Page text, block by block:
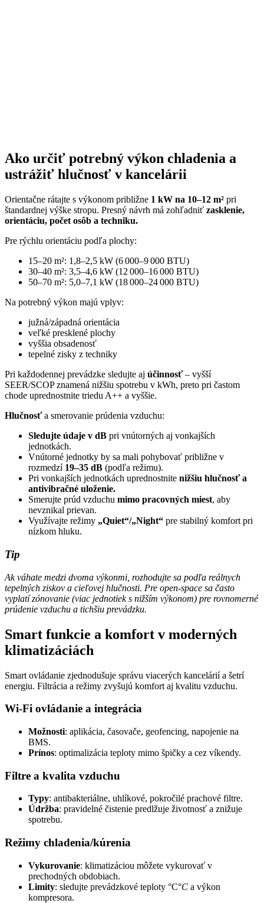
Ako určiť potrebný výkon chladenia a
ustrážiť hlučnosť v kancelárii
Orientačne rátajte s výkonom približne 1 kW na 10–12 m² pri
štandardnej výške stropu. Presný návrh má zohľadniť zasklenie,
orientáciu, počet osôb a techniku.
Pre rýchlu orientáciu podľa plochy:
15–20 m²: 1,8–2,5 kW (6 000–9 000 BTU)
30–40 m²: 3,5–4,6 kW (12 000–16 000 BTU)
50–70 m²: 5,0–7,1 kW (18 000–24 000 BTU)
Na potrebný výkon majú vplyv:
južná/západná orientácia
veľké presklené plochy
vyššia obsadenosť
tepelné zisky z techniky
Pri každodennej prevádzke sledujte aj účinnosť– vyšší
SEER/SCOP znamená nižšiu spotrebu v kWh, preto pri častom
chode uprednostnite triedu A++ a vyššie.
Hlučnosťa smerovanie prúdenia vzduchu:
Sledujte údaje v dB pri vnútorných aj vonkajších
jednotkách.
Vnútorné jednotky by sa mali pohybovať približne v
rozmedzí 19–35 dB (podľa režimu).
Pri vonkajších jednotkách uprednostnite nižšiu hlučnosť a
antivibračné uloženie.
Smerujte prúd vzduchu mimo pracovných miest, aby
nevznikal prievan.
Využívajte režimy „Quiet“/„Night“ pre stabilný komfort pri
nízkom hluku.
Tip
Ak váhate medzi dvoma výkonmi, rozhodujte sa podľa reálnych
tepelných ziskov a cieľovej hlučnosti. Pre open‑space sa často
vyplatí zónovanie (viac jednotiek s nižším výkonom) pre rovnomerné
prúdenie vzduchu a tichšiu prevádzku.
Smart funkcie a komfort v moderných
klimatizáciách
Smart ovládanie zjednodušuje správu viacerých kancelárií a šetrí
energiu. Filtrácia a režimy zvyšujú komfort aj kvalitu vzduchu.
Wi‑Fi ovládanie a integrácia
Možnosti: aplikácia, časovače, geofencing, napojenie na
BMS.
Prínos: optimalizácia teploty mimo špičky a cez víkendy.
Filtre a kvalita vzduchu
Typy: antibakteriálne, uhlíkové, pokročilé prachové filtre.
Údržba: pravidelné čistenie predlžuje životnosť a znižuje
spotrebu.
Režimy chladenia/kúrenia
Vykurovanie: klimatizáciou môžete vykurovať v
prechodných obdobiach.
Limity: sledujte prevádzkové teploty °C°C a výkon
kompresora.